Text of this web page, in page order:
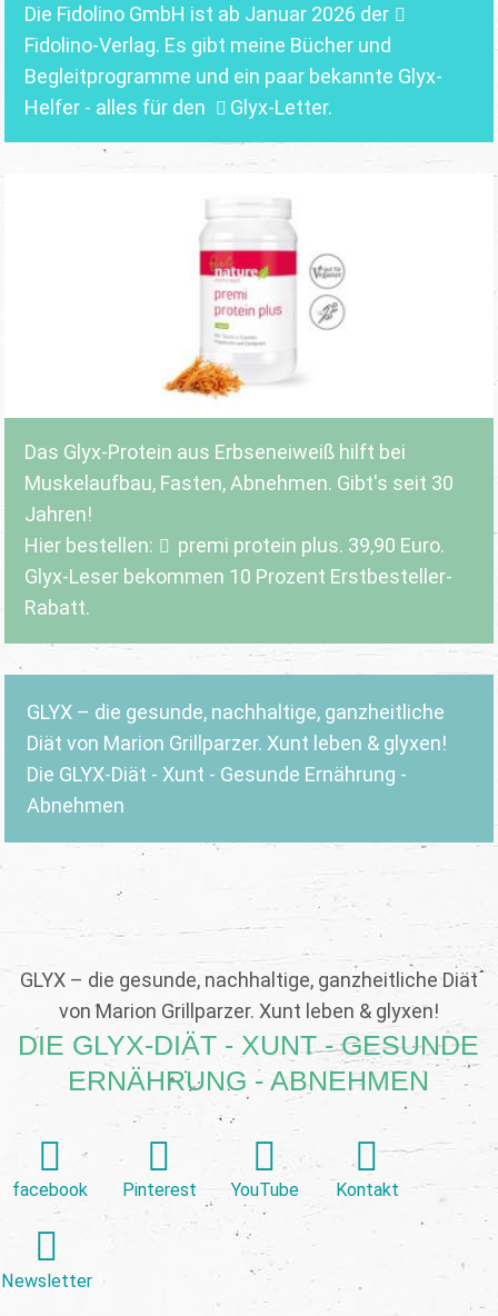
Die Fidolino GmbH ist ab Januar 2026 der
Fidolino-Verlag. Es gibt meine Bücher und
Begleitprogramme und ein paar bekannte Glyx-
Helfer - alles für den
Glyx-Letter.
Das Glyx-Protein aus Erbseneiweiß hilft bei
Muskelaufbau, Fasten, Abnehmen. Gibt's seit 30
Jahren!
Hier bestellen:
premi protein plus. 39,90 Euro.
Glyx-Leser bekommen 10 Prozent Erstbesteller-
Rabatt.
GLYX – die gesunde, nachhaltige, ganzheitliche
Diät von Marion Grillparzer. Xunt leben & glyxen!
Die GLYX-Diät - Xunt - Gesunde Ernährung -
Abnehmen
GLYX – die gesunde, nachhaltige, ganzheitliche Diät
von Marion Grillparzer. Xunt leben & glyxen!
DIE GLYX-DIÄT - XUNT - GESUNDE
ERNÄHRUNG - ABNEHMEN
facebook Pinterest YouTube Kontakt
Newsletter